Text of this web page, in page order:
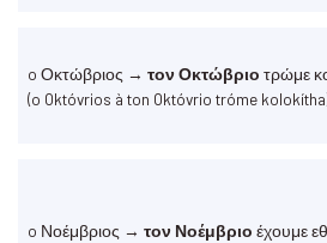
o Οκτώβριος → τον Οκτώβριο τρώμε
(o Októvrios à ton Októvrio tróme
o Νοέμβριος → τον Νοέμβριο έχουμε